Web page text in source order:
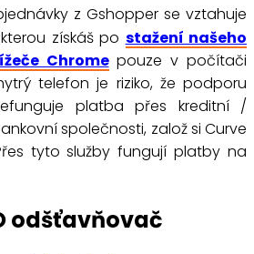
z Gshopper se vztahuje
získáš po stažení našeho
Chromepouze v počítači
telefon je riziko, že podporu
platba přes kreditní /
společnosti, založ si Curve
tyto služby fungují platby na
odšťavňovač